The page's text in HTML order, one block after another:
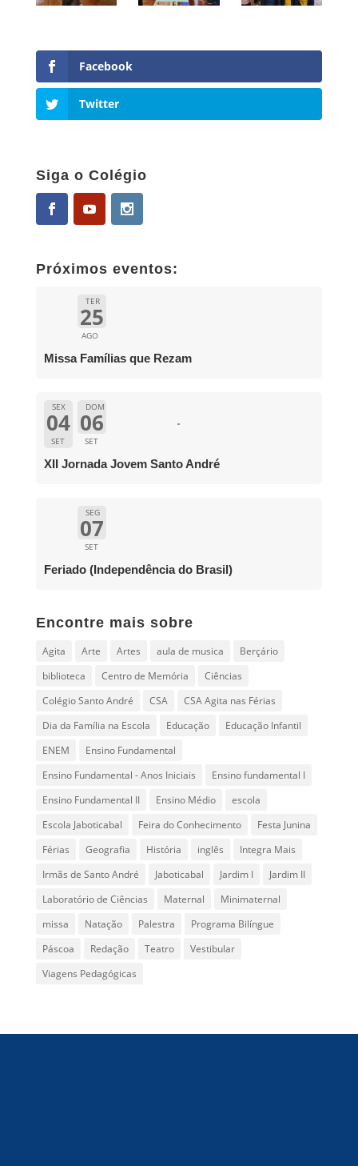
Facebook
Twitter
Siga o Colégio
Próximos eventos:
TER
25
AGO
Missa Famílias que Rezam
SEX
04
SET
DOM
06
SET
XII Jornada Jovem Santo André
SEG
07
SET
Feriado (Independência do Brasil)
Encontre mais sobre
Agita Arte Artes aula de musica
Berçário
biblioteca
Centro de Memória
Ciências
Colégio Santo André
CSA
CSA Agita nas Férias
Dia da Família na Escola
Educação
Educação Infantil
ENEM
Ensino Fundamental
Ensino Fundamental - Anos Iniciais
Ensino fundamental I
Ensino Fundamental II
Ensino Médio
escola
Escola Jaboticabal
Feira do Conhecimento
Festa Junina
Férias
Geografia História inglês
Integra Mais
Irmãs de Santo André
Jaboticabal Jardim I
Jardim II
Laboratório de Ciências
Maternal
Minimaternal
missa
Natação Palestra
Programa Bilíngue
Páscoa
Redação Teatro
Vestibular
Viagens Pedagógicas